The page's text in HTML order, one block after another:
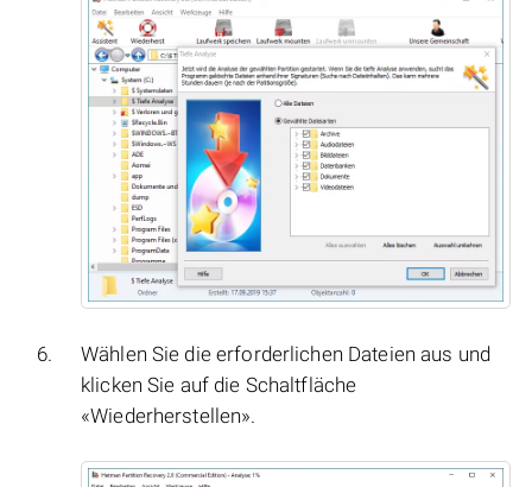
Wählen Sie die erforderlichen Dateien aus und
klicken Sie auf die Schaltfläche
«Wiederherstellen».